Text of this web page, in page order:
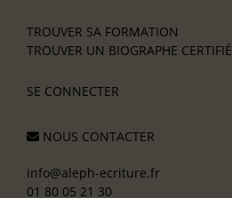
TROUVER SA FORMATION
TROUVER UN BIOGRAPHE CERTIFIÉ
SE CONNECTER
NOUS CONTACTER
info@aleph-ecriture.fr
01 80 05 21 30